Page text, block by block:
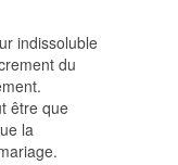
indissoluble
du
être que
la